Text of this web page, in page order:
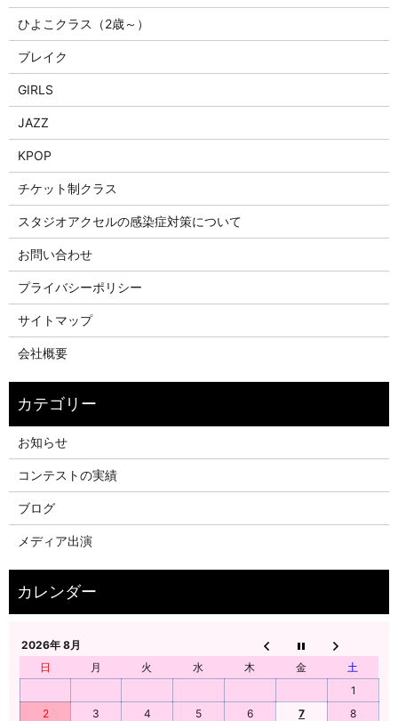
ひよこクラス（2歳～）
ブレイク
GIRLS
JAZZ
KPOP
チケット制クラス
スタジオアクセルの感染症対策について
お問い合わせ
プライバシーポリシー
サイトマップ
会社概要
お知らせ
コンテストの実績
ブログ
メディア出演
2026年 8月
日
月 火 水 木 金
土
1
2
3 4 5 6 7
8